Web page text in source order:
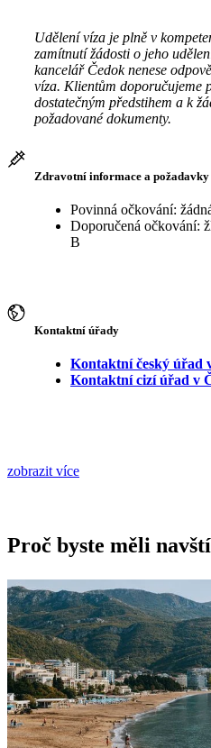
Udělení víza je plně v
zamítnutí žádosti o jeho
kancelář Čedok nenese
víza. Klientům doporučujeme
dostatečným předstihem a k
požadované dokumenty.
Zdravotní informace a požadavky
Povinná očkování:
Doporučená očkování:
B
Kontaktní úřady
Kontaktní český úřad
Kontaktní cizí úřad v
zobrazit více
Proč byste měli